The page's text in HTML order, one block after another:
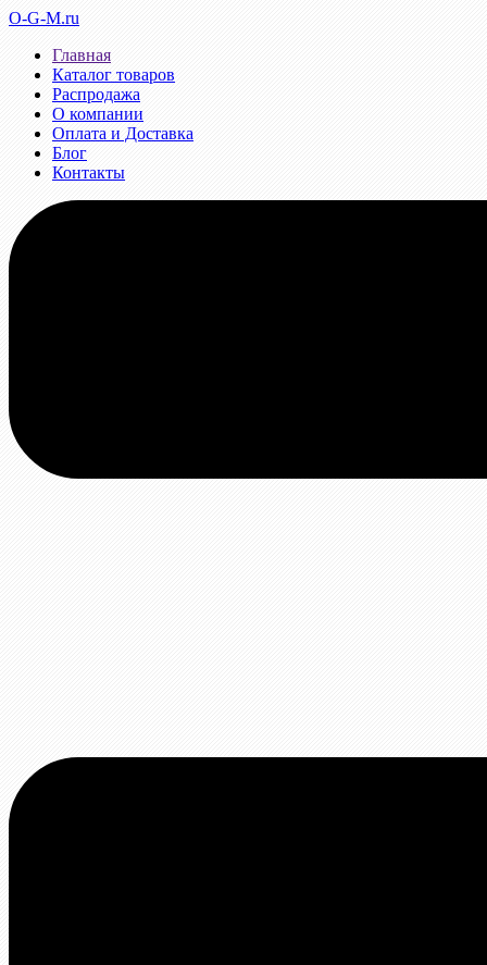
O-G-M.ru
Главная
Каталог товаров
Распродажа
О компании
Оплата и Доставка
Блог
Контакты